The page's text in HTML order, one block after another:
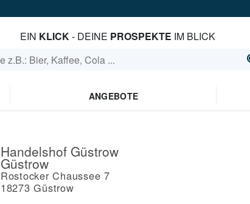
EIN KLICK- DEINE PROSPEKTE IM BLICK
ANGEBOTE
Handelshof Güstrow
Güstrow
Rostocker Chaussee 7
18273 Güstrow